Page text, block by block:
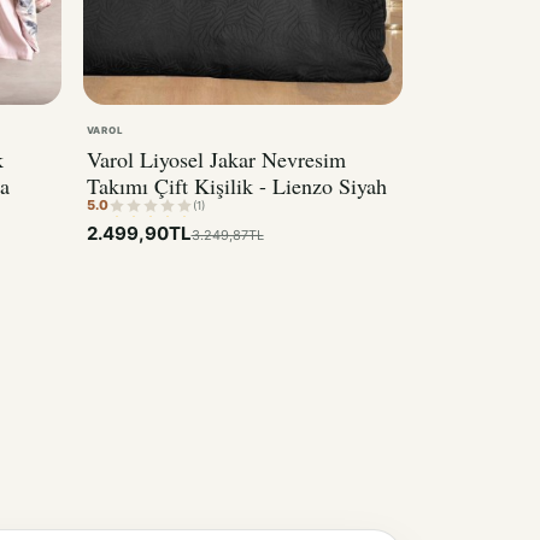
VAROL
Varol Liyosel Jakar Nevresim
Takımı Çift Kişilik - Lienzo Siyah
5.0 (1)
2.499,90TL3.249,87TL